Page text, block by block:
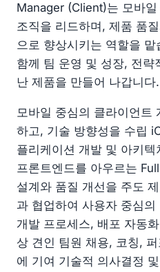
Manager (Client)는 모바
조직을 리드하며, 제품 품
으로 향상시키는 역할을
함께 팀 운영 및 성장, 전략
난 제품을 만들어 나갑니다
모바일 중심의 클라이언트
하고, 기술 방향성을 수립
플리케이션 개발 및 아키
프론트엔드를 아우르는
설계와 품질 개선을 주도
과 협업하여 사용자 중심
개발 프로세스, 배포 자동
상 견인 팀원 채용, 코칭,
에 기여 기술적 의사결정